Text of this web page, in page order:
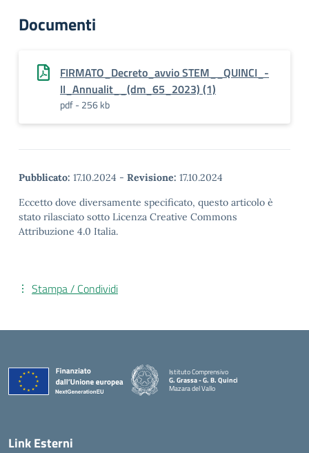
Documenti
FIRMATO_Decreto_avvio STEM__QUINCI_-
II_Annualit__(dm_65_2023) (1)
pdf - 256 kb
Pubblicato: 17.10.2024 - Revisione: 17.10.2024
Eccetto dove diversamente specificato, questo articolo è
stato rilasciato sotto Licenza Creative Commons
Attribuzione 4.0 Italia.
Stampa / Condividi
Istituto Comprensivo
G. Grassa - G. B. Quinci
Mazara del Vallo
Link Esterni